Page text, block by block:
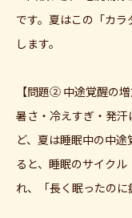
です。夏はこの「カ
します。
【問題② 中途覚醒の増
暑さ・冷えすぎ・発
ど、夏は睡眠中の中
ると、睡眠のサイク
れ、「長く眠ったのに